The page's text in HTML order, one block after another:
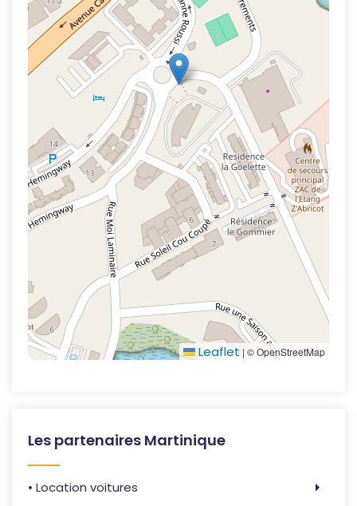
Leaflet | © OpenStreetMap
Les partenaires Martinique
• Location voitures